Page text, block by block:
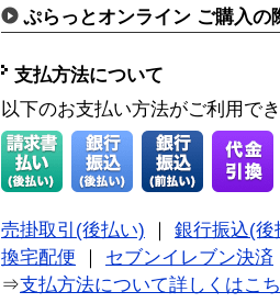
ぷらっとオンライン ご購入の
支払方法について
以下のお支払い方法がご利用で
売掛取引(後払い)
銀行振込(後
換宅配便
セブンイレブン決済
⇒支払方法について詳しくはこ